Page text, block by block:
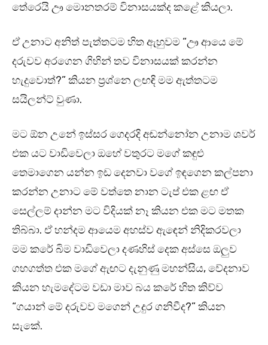
තේරෙයි ඌ මොනතරම් විනාසයක්ද කළේ කියලා.
ඒ උනාට අනිත් පැත්තටම හිත ඇහුවම “ඌ ආයෙ මේ
දරුවව අරගෙන ගිහින් තව විනාසයක් කරන්න
හැදුවොත්?” කියන ප්‍රශ්නෙ ලඟඳි මම ඇත්තටම
සයිලන්ට් වුණා.
මට ඕන උනේ ඉස්සර ගෙදරදි අඬන්නෝන උනාම ශවර්
එක යට වාඩිවෙලා ඔහේ වතුරට මගේ කඳුළු
තෙමාගෙන යන්න ඉඩ දෙනවා වගේ ඉඳගෙන කල්පනා
කරන්න උනාට මේ වත්තෙ නාන ටැප් එක ළඟ ඒ
සෙල්ලම් දාන්න මට විදියක් නෑ කියන එක මට මතක
තිබ්බා. ඒ හන්දම ආයෙම අහස්ව ඇඳෙන් නිදිකරවලා
මම කරේ බිම වාඩිවෙලා දණහිස් දෙක අස්සෙ ඔලුව
ගහගත්ත එක මගේ ඇඟට දැනුණු මහන්සිය, වේදනාව
කියන හැමදේටම වඩා මාව බය කරේ හිත කිව්ව
“ගයාන් මේ දරුවව මගෙන් උදුර ගනිවීද?” කියන
සැකේ.